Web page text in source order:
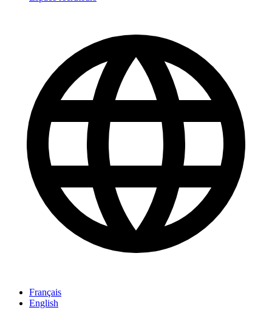
Français
English